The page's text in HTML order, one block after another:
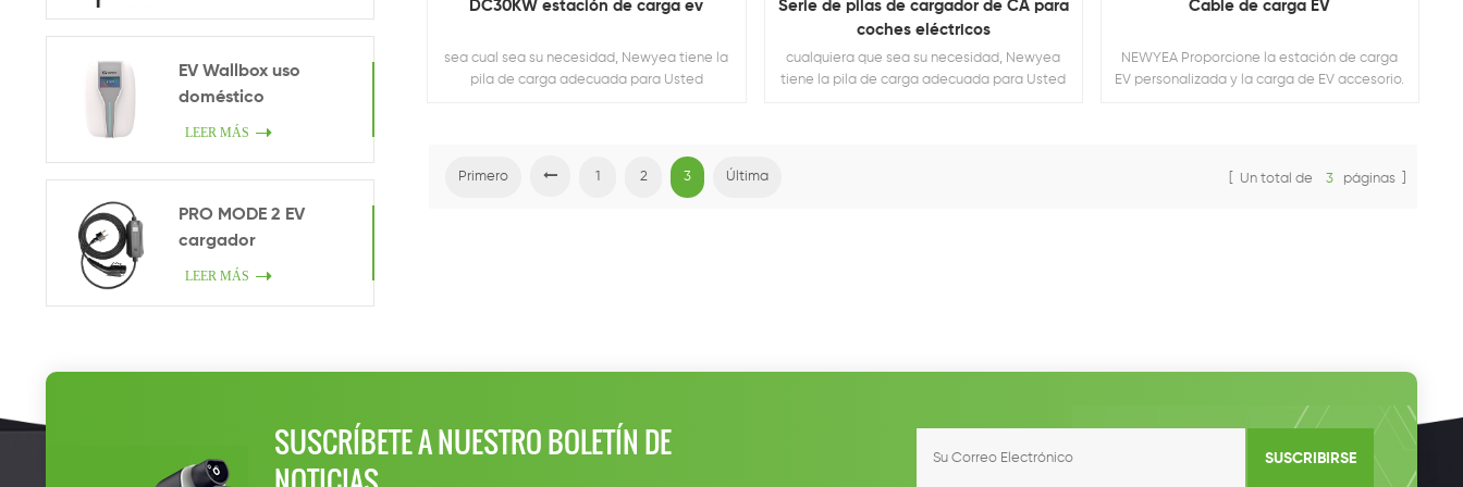
EV Wallbox uso
doméstico
LEER MÁS
PRO MODE 2 EV
cargador
LEER MÁS
DC30KW estación de carga ev
sea cual sea su necesidad, Newyea tiene la
pila de carga adecuada para Usted
Serie de pilas de cargador de CA para
coches eléctricos
cualquiera que sea su necesidad, Newyea
tiene la pila de carga adecuada para Usted
Cable de carga EV
NEWYEA Proporcione la estación de carga
EV personalizada y la carga de EV accesorio.
Primero 1 2 3 Última [ Un total de 3 páginas ]
SUSCRÍBETE A NUESTRO BOLETÍN DE
SUSCRIBIRSE